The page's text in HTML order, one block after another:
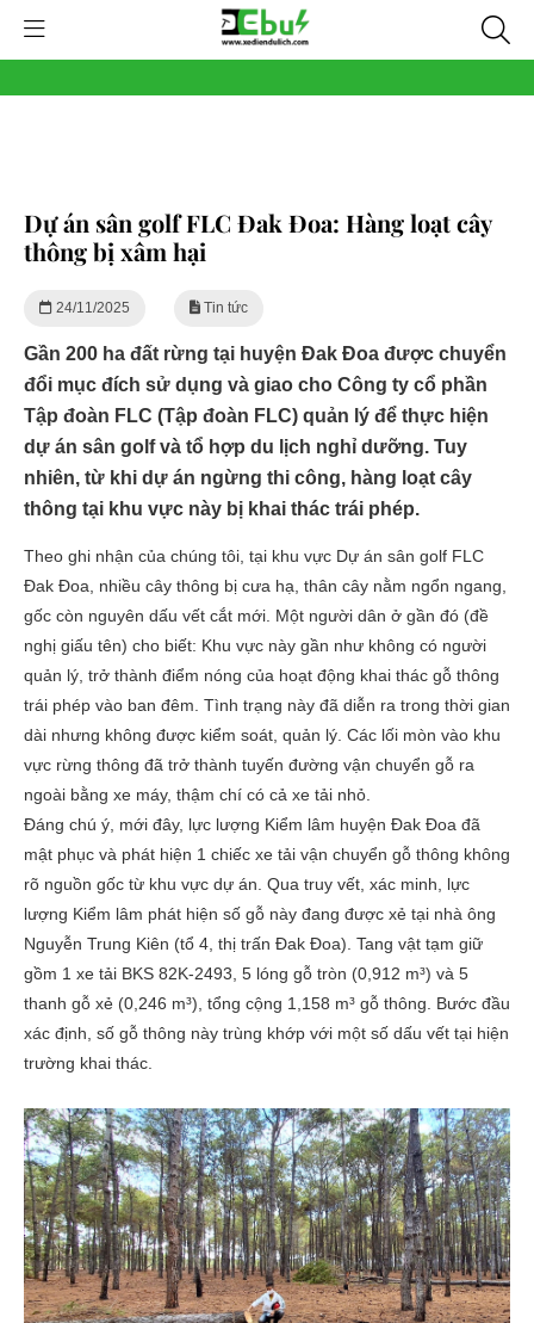
Dự án sân golf FLC Đak Đoa: Hàng loạt cây
thông bị xâm hại
24/11/2025 Tin tức
Gần 200 ha đất rừng tại huyện Đak Đoa được chuyển
đổi mục đích sử dụng và giao cho Công ty cổ phần
Tập đoàn FLC (Tập đoàn FLC) quản lý để thực hiện
dự án sân golf và tổ hợp du lịch nghỉ dưỡng. Tuy
nhiên, từ khi dự án ngừng thi công, hàng loạt cây
thông tại khu vực này bị khai thác trái phép.
Theo ghi nhận của chúng tôi, tại khu vực Dự án sân golf FLC
Đak Đoa, nhiều cây thông bị cưa hạ, thân cây nằm ngổn ngang,
gốc còn nguyên dấu vết cắt mới. Một người dân ở gần đó (đề
nghị giấu tên) cho biết: Khu vực này gần như không có người
quản lý, trở thành điểm nóng của hoạt động khai thác gỗ thông
trái phép vào ban đêm. Tình trạng này đã diễn ra trong thời gian
dài nhưng không được kiểm soát, quản lý. Các lối mòn vào khu
vực rừng thông đã trở thành tuyến đường vận chuyển gỗ ra
ngoài bằng xe máy, thậm chí có cả xe tải nhỏ.
Đáng chú ý, mới đây, lực lượng Kiểm lâm huyện Đak Đoa đã
mật phục và phát hiện 1 chiếc xe tải vận chuyển gỗ thông không
rõ nguồn gốc từ khu vực dự án. Qua truy vết, xác minh, lực
lượng Kiểm lâm phát hiện số gỗ này đang được xẻ tại nhà ông
Nguyễn Trung Kiên (tổ 4, thị trấn Đak Đoa). Tang vật tạm giữ
gồm 1 xe tải BKS 82K-2493, 5 lóng gỗ tròn (0,912 m³) và 5
thanh gỗ xẻ (0,246 m³), tổng cộng 1,158 m³ gỗ thông. Bước đầu
xác định, số gỗ thông này trùng khớp với một số dấu vết tại hiện
trường khai thác.